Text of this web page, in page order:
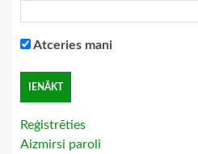
Atceries mani
Reģistrēties
Aizmirsi paroli